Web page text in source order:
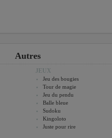
Autres
JEUX
Jeu des bougies
Tour de magie
Jeu du pendu
Balle bleue
Sudoku
Kingoloto
Juste pour rire